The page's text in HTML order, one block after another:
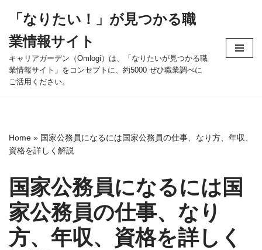
ン
テ
ン
ツ
ッ
プ
「なりたい！」が見つかる職
業情報サイト
キャリアガーデン（Omlogi）は、「なりたいが見つかる職
業情報サイト」をコンセプトに、約5000 ぜひ職業調べに
ご活用ください。
Home » 国家公務員になるには国家公務員の仕事、なり方、年収、
資格を詳しく解説
国家公務員になるには国
家公務員の仕事、なり
方、年収、資格を詳しく